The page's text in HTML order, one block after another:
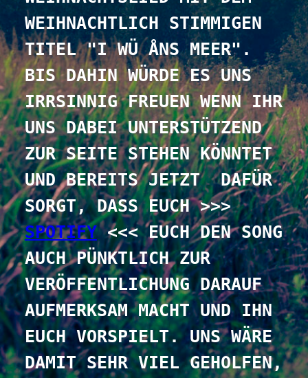
WEIHNACHTLICH STIMMIGEN
TITEL "I WÜ ÅNS MEER".
BIS DAHIN WÜRDE ES UNS
IRRSINNIG FREUEN WENN IHR
UNS DABEI UNTERSTÜTZEND
ZUR SEITE STEHEN KÖNNTET
UND BEREITS JETZT  DAFÜR
SORGT, DASS EUCH >>>
SPOTIFY <<< EUCH DEN SONG
AUCH PÜNKTLICH ZUR
VERÖFFENTLICHUNG DARAUF
AUFMERKSAM MACHT UND IHN
EUCH VORSPIELT. UNS WÄRE
DAMIT SEHR VIEL GEHOLFEN,